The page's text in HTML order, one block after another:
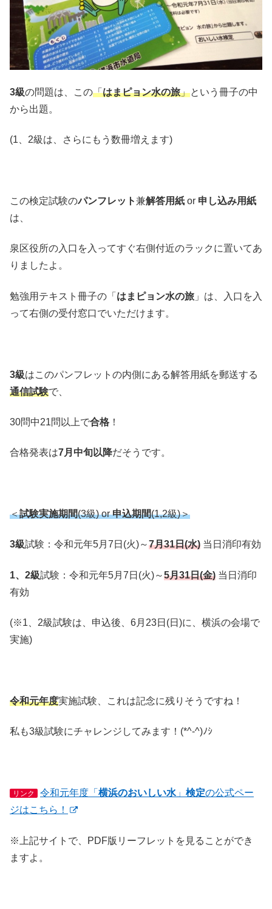
3級の問題は、この「はまピョン水の旅」という冊子の中
から出題。
(1、2級は、さらにもう数冊増えます)
この検定試験のパンフレット兼解答用紙 or 申し込み用紙
は、
泉区役所の入口を入ってすぐ右側付近のラックに置いてあ
りましたよ。
勉強用テキスト冊子の「 はまピョン水の旅 」は、入口を入
って右側の受付窓口でいただけます。
3級はこのパンフレットの内側にある解答用紙を郵送する
通信試験で、
30問中21問以上で合格 ！
合格発表は7月中旬以降だそうです。
＜試験実施期間(3級) or申込期間(1,2級)＞
3級試験：令和元年5月7日(火)～7月31日(水) 当日消印有効
1、2級試験：令和元年5月7日(火)～5月31日(金) 当日消印
有効
(※1、2級試験は、申込後、6月23日(日)に、横浜の会場で
実施)
令和元年度実施試験、これは記念に残りそうですね！
私も3級試験にチャレンジしてみます！(*^-^)ﾉｼ
リンク 令和元年度「 横浜のおいしい水 」 検定の公式ペー
ジはこちら！
※上記サイトで、PDF版リーフレットを見ることができ
ますよ。